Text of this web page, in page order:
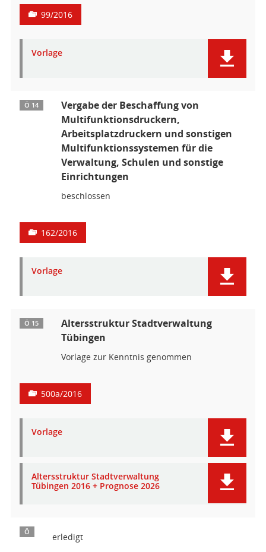
99/2016
Vorlage
Ö 14
Vergabe der Beschaffung von
Multifunktionsdruckern,
Arbeitsplatzdruckern und sonstigen
Multifunktionssystemen für die
Verwaltung, Schulen und sonstige
Einrichtungen
beschlossen
162/2016
Vorlage
Ö 15
Altersstruktur Stadtverwaltung
Tübingen
Vorlage zur Kenntnis genommen
500a/2016
Vorlage
Altersstruktur Stadtverwaltung
Tübingen 2016 + Prognose 2026
Ö erledigt